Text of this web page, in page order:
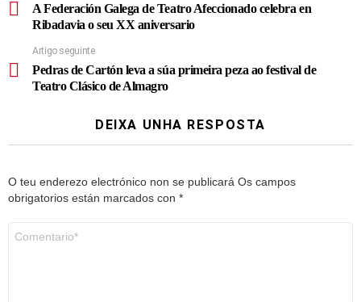
A Federación Galega de Teatro Afeccionado celebra en
Ribadavia o seu XX aniversario
Artigo seguinte
Pedras de Cartón leva a súa primeira peza ao festival de
Teatro Clásico de Almagro
DEIXA UNHA RESPOSTA
O teu enderezo electrónico non se publicará Os campos
obrigatorios están marcados con *